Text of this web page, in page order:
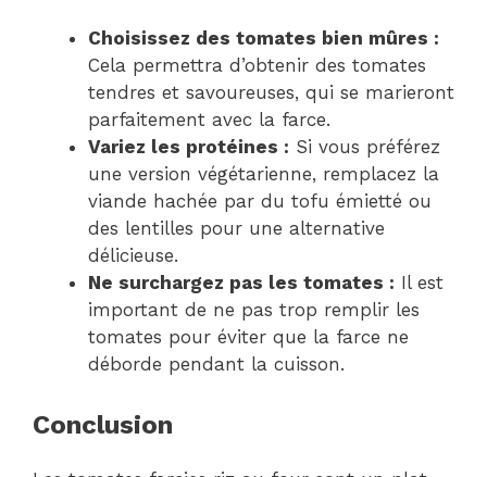
Choisissez des tomates bien mûres :
Cela permettra d’obtenir des tomates
tendres et savoureuses, qui se marieront
parfaitement avec la farce.
Variez les protéines : Si vous préférez
une version végétarienne, remplacez la
viande hachée par du tofu émietté ou
des lentilles pour une alternative
délicieuse.
Ne surchargez pas les tomates : Il est
important de ne pas trop remplir les
tomates pour éviter que la farce ne
déborde pendant la cuisson.
Conclusion